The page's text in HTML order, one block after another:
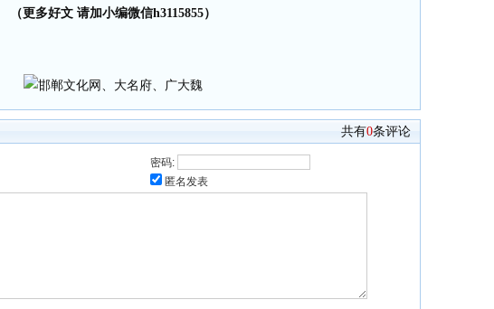
（更多好文 请加小编微信h3115855）
共有0条评论
密码:
匿名发表